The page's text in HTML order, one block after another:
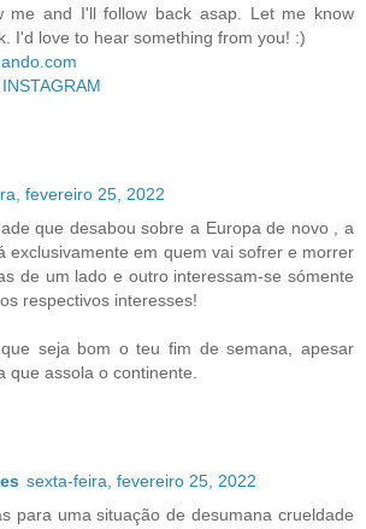
me and I'll follow back asap. Let me know
I'd love to hear something from you! :)
INSTAGRAM
fevereiro 25, 2022
que desabou sobre a Europa de novo , a
exclusivamente em quem vai sofrer e morrer
de um lado e outro interessam-se sómente
respectivos interesses!
seja bom o teu fim de semana, apesar
que assola o continente.
sexta-feira, fevereiro 25, 2022
para uma situação de desumana crueldade